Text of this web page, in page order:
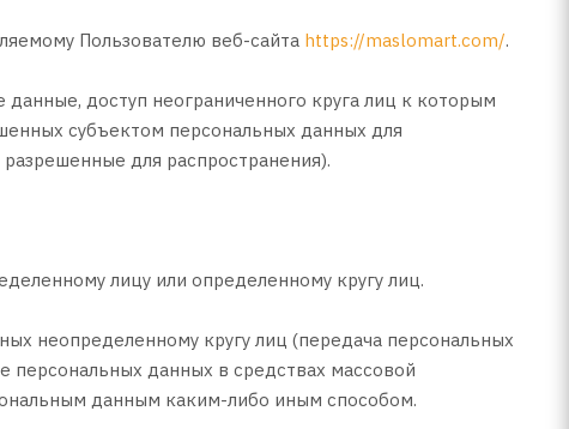
Пользователю веб-сайта https://maslomart.com/.
доступ неограниченного круга лиц к которым
субъектом персональных данных для
для распространения).
лицу или определенному кругу лиц.
неопределенному кругу лиц (передача персональных
персональных данных в средствах массовой
данным каким-либо иным способом.